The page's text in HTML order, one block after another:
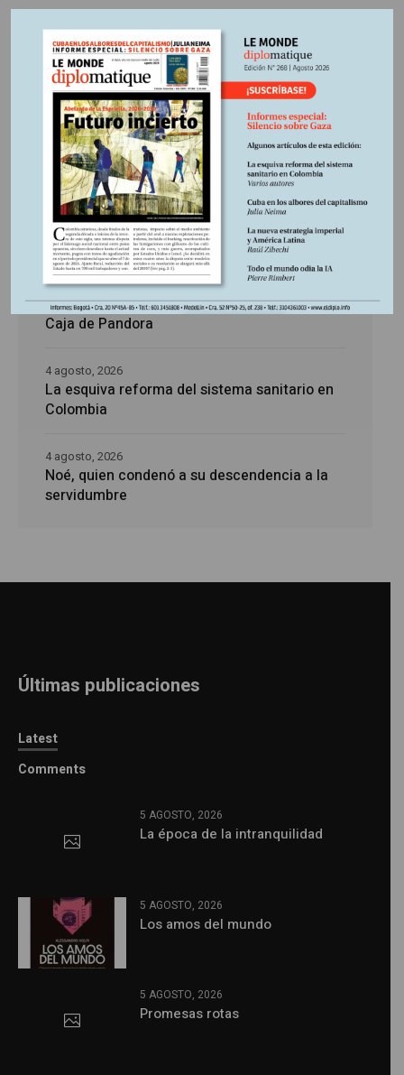
Últimas publicaciones
La época de la intranquilidad
5 agosto, 2026
Los amos del mundo
5 agosto, 2026
Promesas rotas
5 agosto, 2026
Caja de Pandora
4 agosto, 2026
La esquiva reforma del sistema sanitario en
Colombia
4 agosto, 2026
Noé, quien condenó a su descendencia a la
servidumbre
4 agosto, 2026
Últimas publicaciones
Latest
Comments
5 AGOSTO, 2026
La época de la intranquilidad
5 AGOSTO, 2026
Los amos del mundo
5 AGOSTO, 2026
Promesas rotas